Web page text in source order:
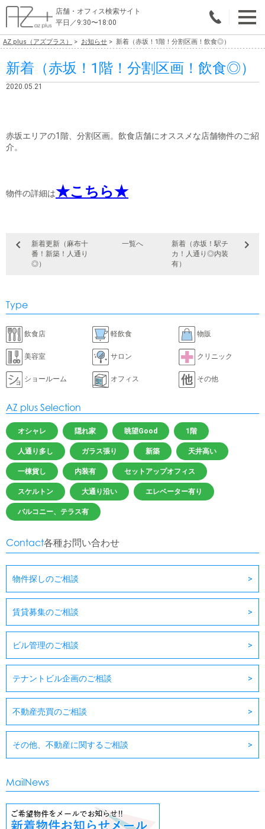
店舗・オフィス検索サイト
平日／9:30〜18:00
物件総合検索
エリアで探す
賃料から探す
店舗・オフィスの内装会社を探す
AZ plus（アズプラス） お知らせ 新着（赤坂！1階！分割区画！飲食◎）
新着（赤坂！1階！分割区画！飲食◎）
2020.05.21
赤坂エリアの1階、分割区画。飲食店舗にオススメな店舗物件のご紹
介。
物件の詳細は★こちら★
新着更新（麻布十
番！新築！人通り
◎）
一覧へ
新着（赤坂！駅チ
カ！人通り◎内装
有）
Type
飲食店 軽飲食 物販
美容室 サロン クリニック
ショールーム オフィス その他
AZ plus Selection
オシャレ 隠れ家 眺望Good 1階
人通り多し ガラス張り 新築 天井高い
一棟貨し 内装有 セットアップオフィス
スケルトン 大通り沿い エレベーター有り
バルコニー、テラス有
Contact各種お問い合わせ
物件探しのご相談
賃貸募集のご相談
ビル管理のご相談
テナントビル企画のご相談
不動産売買のご相談
その他、不動産に関するご相談
MailNews